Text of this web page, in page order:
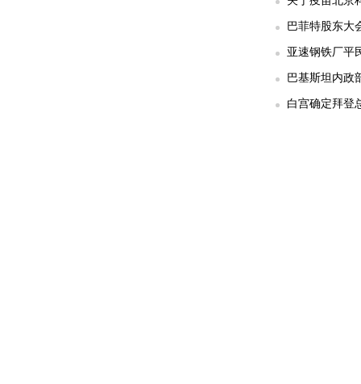
巴菲特股东大
亚速钢铁厂平
巴基斯坦内政
白宫确定拜登